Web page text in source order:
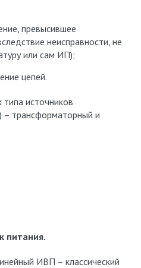
превысившее
неисправности, не
или сам ИП);
цепей.
источников
– трансформаторный и
питания.
ИВП – классический